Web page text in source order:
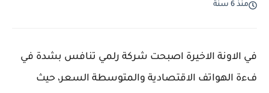
منذ 6 سنة
في الاونة الاخيرة اصبحت شركة رلمي تنافس بشدة في
فءة الهواتف الاقتصادية والمتوسطة السعر، حيث